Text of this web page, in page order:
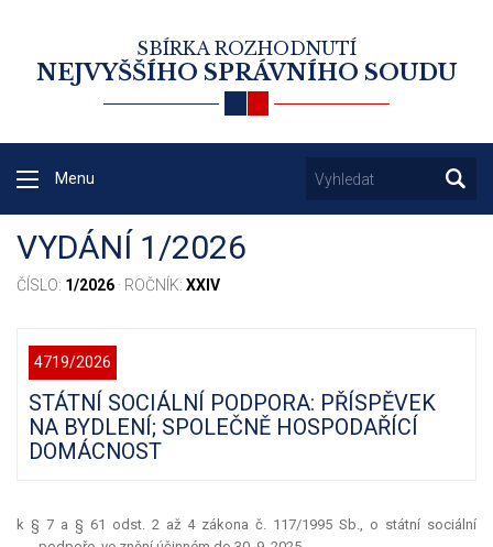
SBÍRKA ROZHODNUTÍ
NEJVYŠŠÍHO SPRÁVNÍHO SOUDU
Menu
VYDÁNÍ 1/2026
ČÍSLO: 1/2026 · ROČNÍK: XXIV
4719/2026
STÁTNÍ SOCIÁLNÍ PODPORA: PŘÍSPĚVEK
NA BYDLENÍ; SPOLEČNĚ HOSPODAŘÍCÍ
DOMÁCNOST
k § 7 a § 61 odst. 2 až 4 zákona č. 117/1995 Sb., o státní sociální